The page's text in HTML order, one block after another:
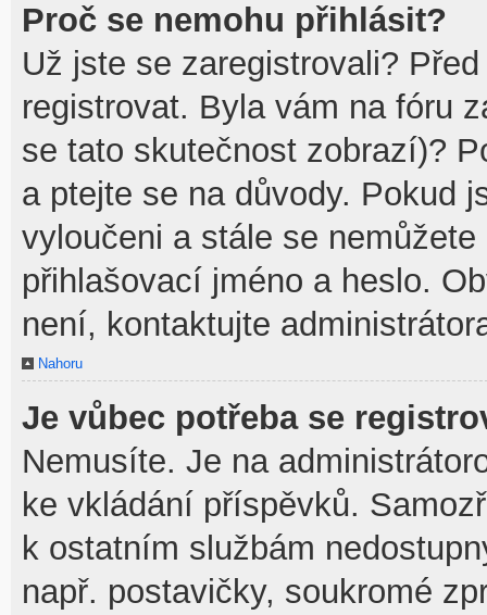
Proč se nemohu přihlásit?
Už jste se zaregistrovali?
registrovat. Byla vám na fóru
se tato skutečnost zobrazí)?
a ptejte se na důvody. Pokud
vyloučeni a stále se
přihlašovací jméno a heslo.
není, kontaktujte
Nahoru
Je vůbec potřeba se
Nemusíte. Je na
ke vkládání příspěvků.
k ostatním službám
např. postavičky, soukromé